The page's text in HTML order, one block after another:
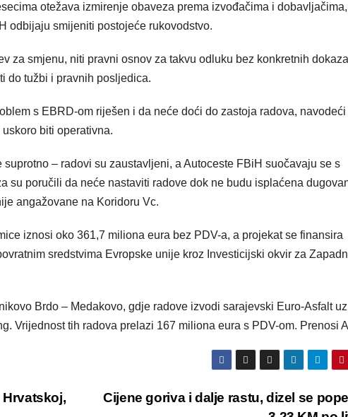
otežava izmirenje obaveza prema izvođačima i dobavljačima,
odbijaju smijeniti postojeće rukovodstvo.
za smjenu, niti pravni osnov za takvu odluku bez konkretnih
do tužbi i pravnih posljedica.
s EBRD-om riješen i da neće doći do zastoja radova,
biti operativna.
– radovi su zaustavljeni, a Autoceste FBiH suočavaju se s
su poručili da neće nastaviti radove dok ne budu isplaćena
angažovane na Koridoru Vc.
iznosi oko 361,7 miliona eura bez PDV-a, a projekat se finansira
sredstvima Evropske unije kroz Investicijski okvir za
Brdo – Medakovo, gdje radove izvodi sarajevski Euro-Asfalt uz
Vrijednost tih radova prelazi 167 miliona eura s PDV-om. Prenosi
Cijene goriva i dalje rastu, dizel se